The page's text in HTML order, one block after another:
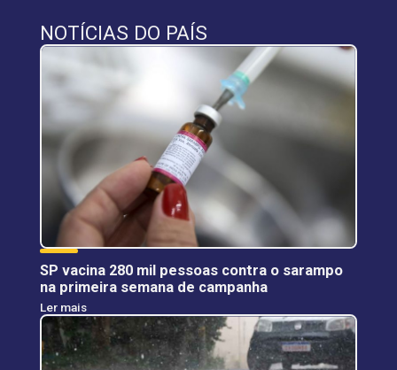
NOTÍCIAS DO PAÍS
SP vacina 280 mil pessoas contra o sarampo
na primeira semana de campanha
Ler mais